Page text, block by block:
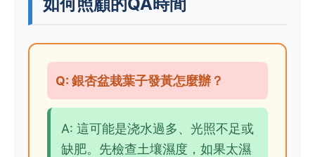
Q: 銀杏盆栽葉子發黃怎麼辦？
A: 這可能是浇水過多、光照不足或
缺肥。先檢查土壤濕度，如果太濕